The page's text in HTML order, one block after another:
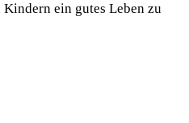
ein gutes Leben zu